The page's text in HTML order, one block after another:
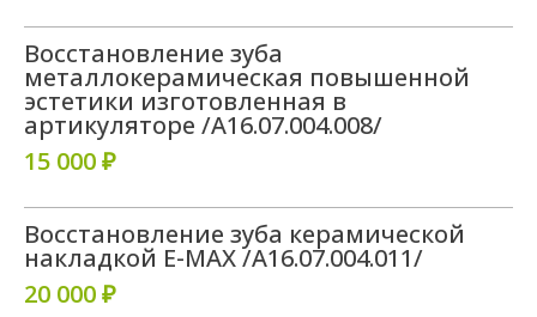
Восстановление зуба
металлокерамическая повышенной
эстетики изготовленная в
артикуляторе /A16.07.004.008/
15 000 ₽
Восстановление зуба керамической
накладкой E-MAX /A16.07.004.011/
20 000 ₽